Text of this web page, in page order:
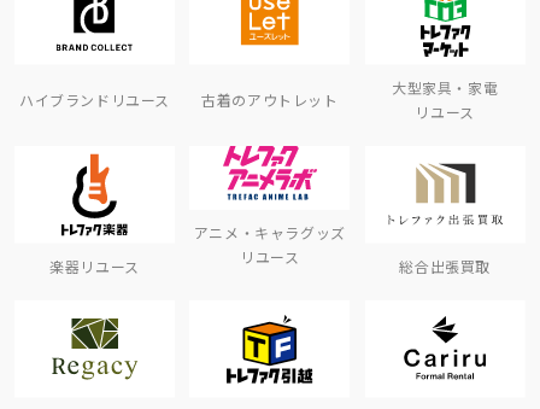
ハイブランドリユース 古着のアウトレット
大型家具・家電
リユース
楽器リユース
アニメ・キャラグッズ
リユース
総合出張買取